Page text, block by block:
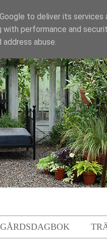
to deliver its services
with performance and
abuse.